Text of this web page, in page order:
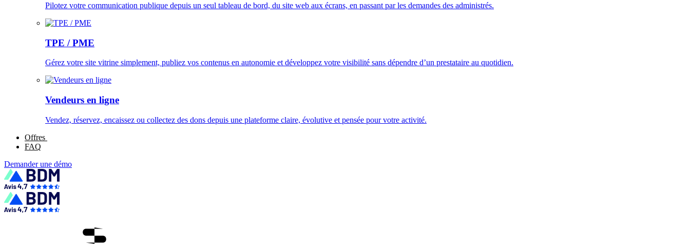
Pilotez votre communication publique depuis un seul tableau de bord, du site web aux écrans, en passant par les demandes des administrés.
TPE / PME
Gérez votre site vitrine simplement, publiez vos contenus en autonomie et développez votre visibilité sans dépendre d’un prestataire au quotidien.
Vendeurs en ligne
Vendez, réservez, encaissez ou collectez des dons depuis une plateforme claire, évolutive et pensée pour votre activité.
Offres
FAQ
Demander une démo